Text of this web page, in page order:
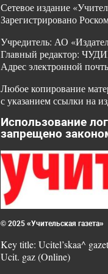
Сетевое издание
Зарегистрировано
Учредитель: АО
Главный редактор:
Адрес электронной
Любое копирование
с указанием ссылки на
Использование
запрещено
© 2025 «Учительская газета»
Key title: Ucitel’skaa^
Ucit. gaz (Online)